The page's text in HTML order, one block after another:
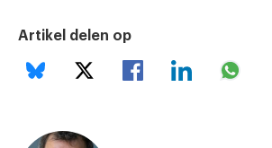
Artikel delen op